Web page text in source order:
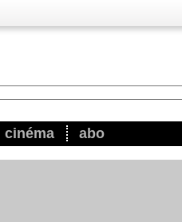
cinéma abo